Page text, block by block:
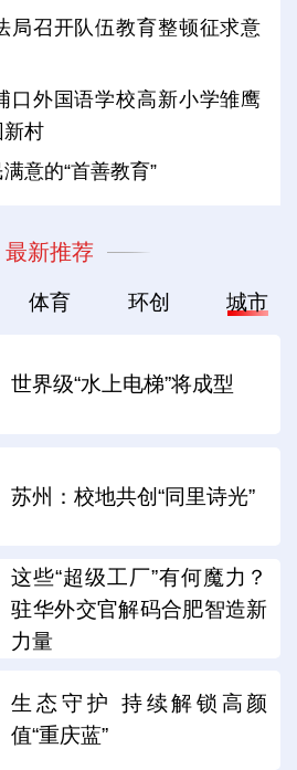
局召开队伍教育整顿征求意
口外国语学校高新小学雏鹰
新村
意的“首善教育”
最新推荐
体育 环创 城市
世界级“水上电梯”将成型
苏州：校地共创“同里诗光”
这些“超级工厂”有何魔力？
驻华外交官解码合肥智造新
力量
生态守护 持续解锁高颜
值“重庆蓝”